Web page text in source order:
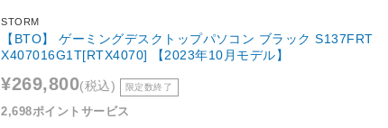
STORM
【BTO】 ゲーミングデスクトップパソコン ブラック S137FRT
X407016G1T[RTX4070] 【2023年10月モデル】
¥269,800(税込) 限定数終了
2,698ポイントサービス